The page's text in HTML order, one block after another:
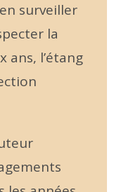
surveiller
la
ans, l’étang